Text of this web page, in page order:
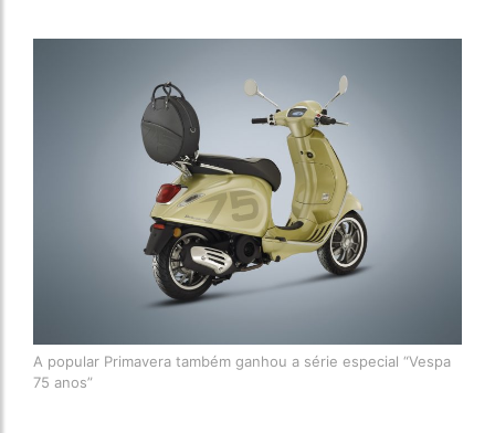
A popular Primavera também ganhou a série especial “Vespa
75 anos”